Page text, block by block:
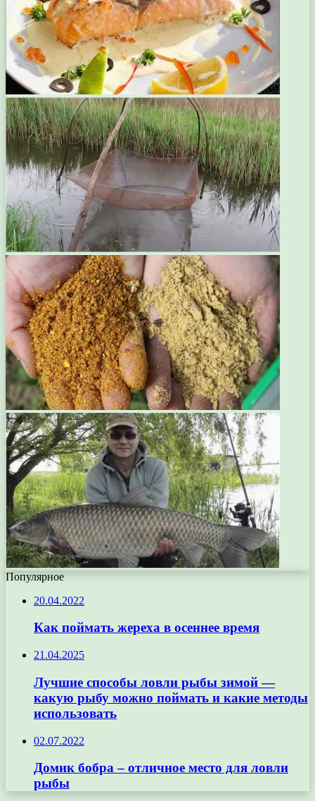
Популярное
20.04.2022
Как поймать жереха в осеннее время
21.04.2025
Лучшие способы ловли рыбы зимой —
какую рыбу можно поймать и какие методы
использовать
02.07.2022
Домик бобра – отличное место для ловли
рыбы